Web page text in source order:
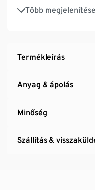
Több megjelenítése
Szegecses
Termékleírás
Anyag & ápolás
Minőség
Szállítás &